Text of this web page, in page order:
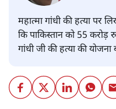
महात्मा गांधी की हत्या पर
कि पाकिस्तान को 55 करोड़
गांधी जी की हत्या की